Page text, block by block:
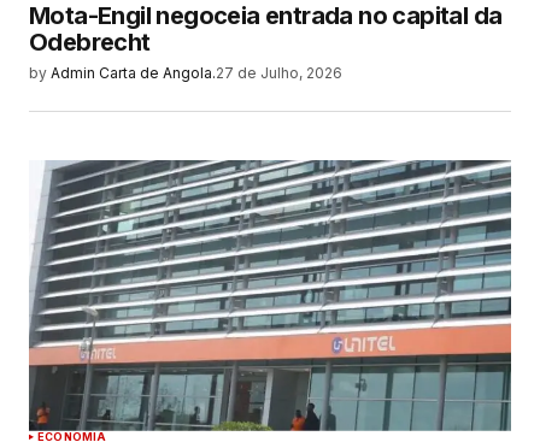
Mota-Engil negoceia entrada no capital da
Odebrecht
by Admin Carta de Angola.27 de Julho, 2026
ECONOMIA